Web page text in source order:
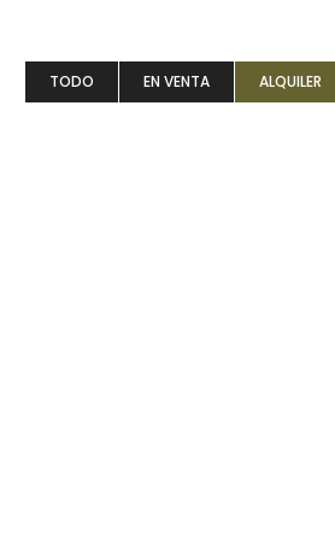
TODO EN VENTA ALQUILER